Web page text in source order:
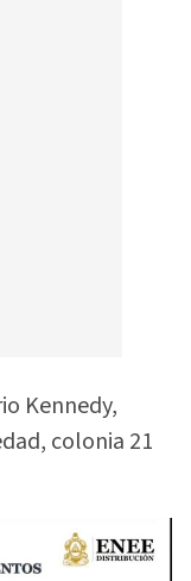
Kennedy,
colonia 21